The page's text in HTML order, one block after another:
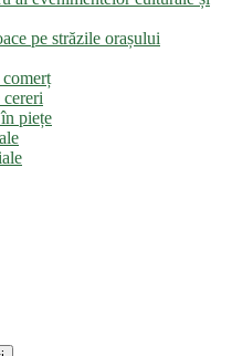
pe străzile orașului
piețe